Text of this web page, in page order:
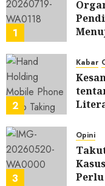
1
2
Kabar
3
Opini